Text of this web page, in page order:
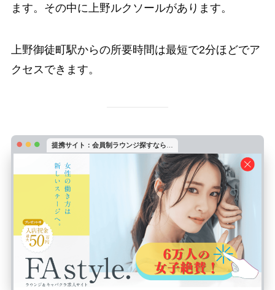
ます。その中に上野ルクソールがあります。
上野御徒町駅からの所要時間は最短で2分ほどでア
クセスできます。
提携サイト：会員制ラウンジ探すなら